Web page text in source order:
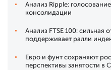
Анализ Ripple:
консолидации
Анализ FTSE 100: сильная
поддерживает ралли
Евро и фунт сохраняют
перспективы занятости в